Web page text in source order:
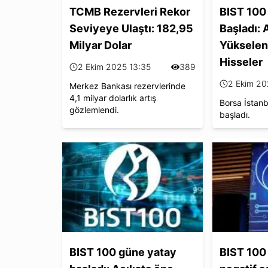
TCMB Rezervleri Rekor
Seviyeye Ulaştı: 182,95
Milyar Dolar
2 Ekim 2025 13:35
389
Merkez Bankası rezervlerinde
4,1 milyar dolarlık artış
gözlemlendi.
BIST
Başladı:
Hisseler
2 Ekim
Borsa
başladı.
BIST 100 güne yatay
BIST